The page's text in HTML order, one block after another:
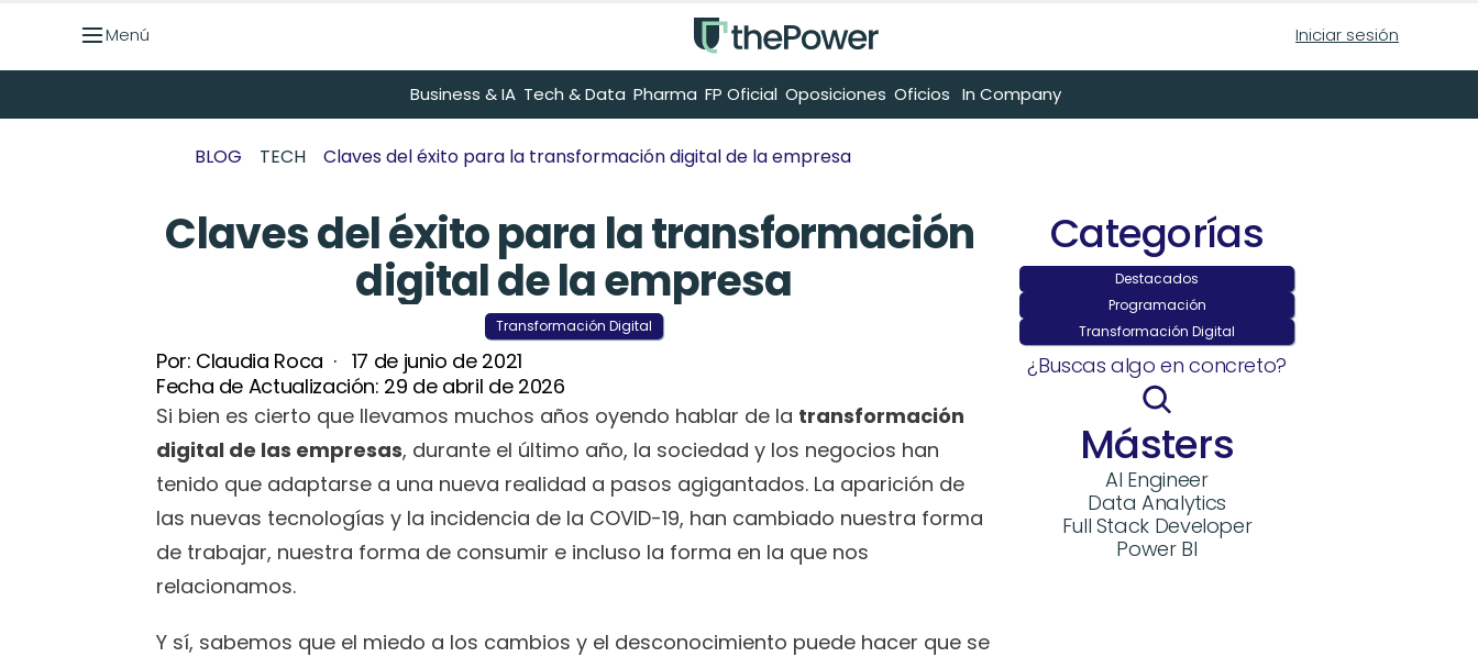
BLOG TECH Claves del éxito para la transformación digital de la empresa
Claves del éxito para la transformación
digital de la empresa
Transformación Digital
Por: Claudia Roca
  ·
17 de junio de 2021
Fecha de Actualización: 29 de abril de 2026
Si bien es cierto que llevamos muchos años oyendo hablar de la transformación
digital de las empresas, durante el último año, la sociedad y los negocios han
tenido que adaptarse a una nueva realidad a pasos agigantados. La aparición de
las nuevas tecnologías y la incidencia de la COVID-19, han cambiado nuestra forma
de trabajar, nuestra forma de consumir e incluso la forma en la que nos
relacionamos.
Y sí, sabemos que el miedo a los cambios y el desconocimiento puede hacer que se
Categorías
Destacados
Programación
Transformación Digital
¿Buscas algo en concreto?
Másters
AI Engineer
Data Analytics
Full Stack Developer
Power BI
Menú Iniciar sesión
Business & IA Tech & Data Pharma FP Oficial Oposiciones Oficios In Company